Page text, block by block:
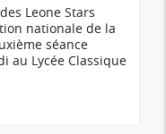
Leone Stars
nationale de la
séance
au Lycée Classique